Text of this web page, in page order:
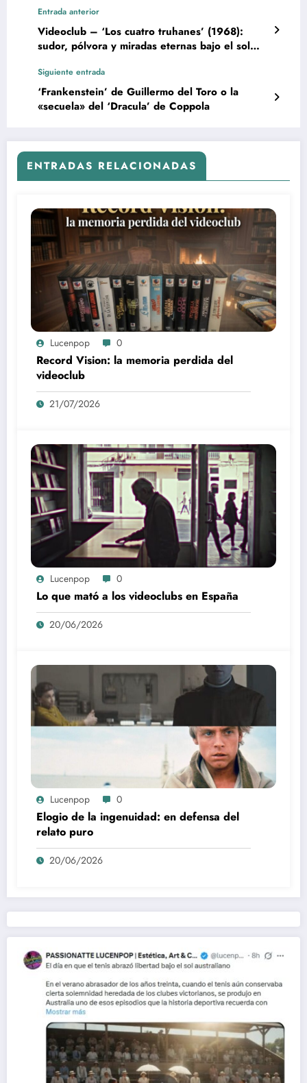
Entrada anterior
Videoclub – ‘Los cuatro truhanes’ (1968):
sudor, pólvora y miradas eternas bajo el sol
Siguiente entrada
‘Frankenstein’ de Guillermo del Toro o la
«secuela» del ‘Dracula’ de Coppola
ENTRADAS RELACIONADAS
Lucenpop 0
Record Vision: la memoria perdida del
videoclub
21/07/2026
Lucenpop 0
Lo que mató a los videoclubs en España
20/06/2026
Lucenpop 0
Elogio de la ingenuidad: en defensa del
relato puro
20/06/2026